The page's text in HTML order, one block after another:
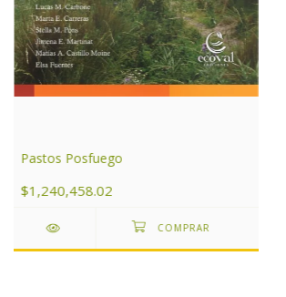
Pastos Posfuego
$1,240,458.02